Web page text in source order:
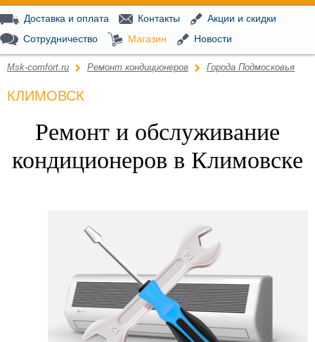
Доставка и оплата Контакты
Акции и скидки
Сотрудничество
Магазин Новости
Msk-comfort.ru Ремонт кондиционеров Города Подмосковья
КЛИМОВСК
Ремонт и обслуживание
кондиционеров в Климовске